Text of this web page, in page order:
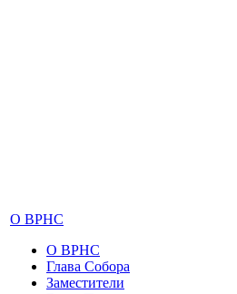
О ВРНС
О ВРНС
Глава Собора
Заместители